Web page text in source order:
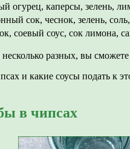
огурец, каперсы, зелень,
сок, чеснок, зелень,
соевый соус, сок лимона,
разных, вы
и какие соусы подать к
в чипсах